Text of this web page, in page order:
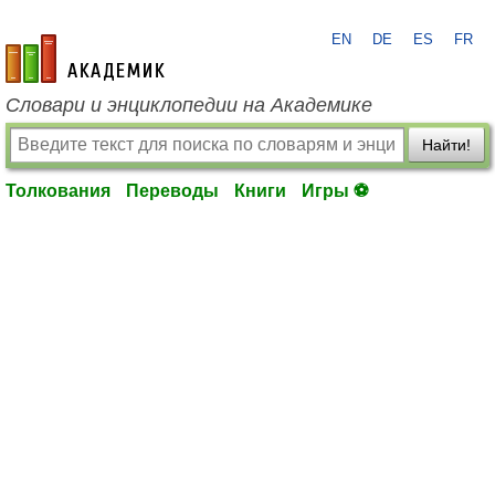
academic.ru
EN DE ES FR
Словари и энциклопедии на Академике
Найти!
Толкования Переводы Книги Игры ⚽